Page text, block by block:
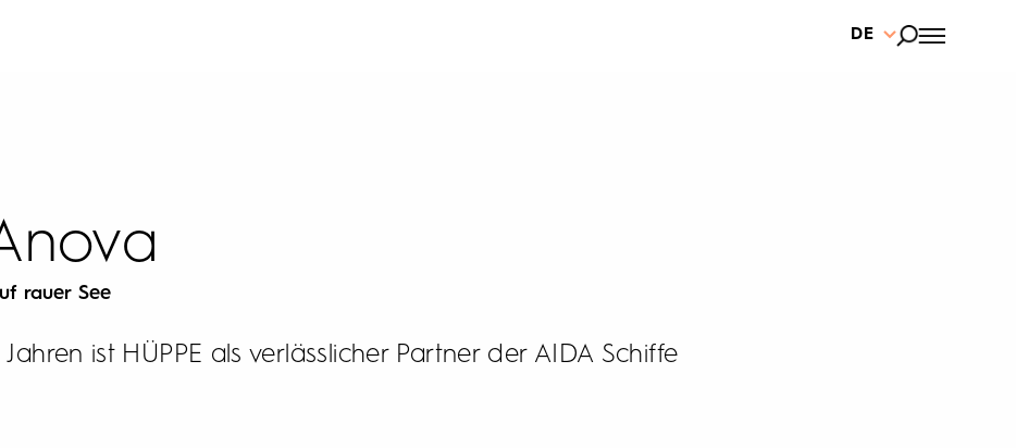
DE
rauer See
Jahren ist HÜPPE als verlässlicher Partner der AIDA Schiffe